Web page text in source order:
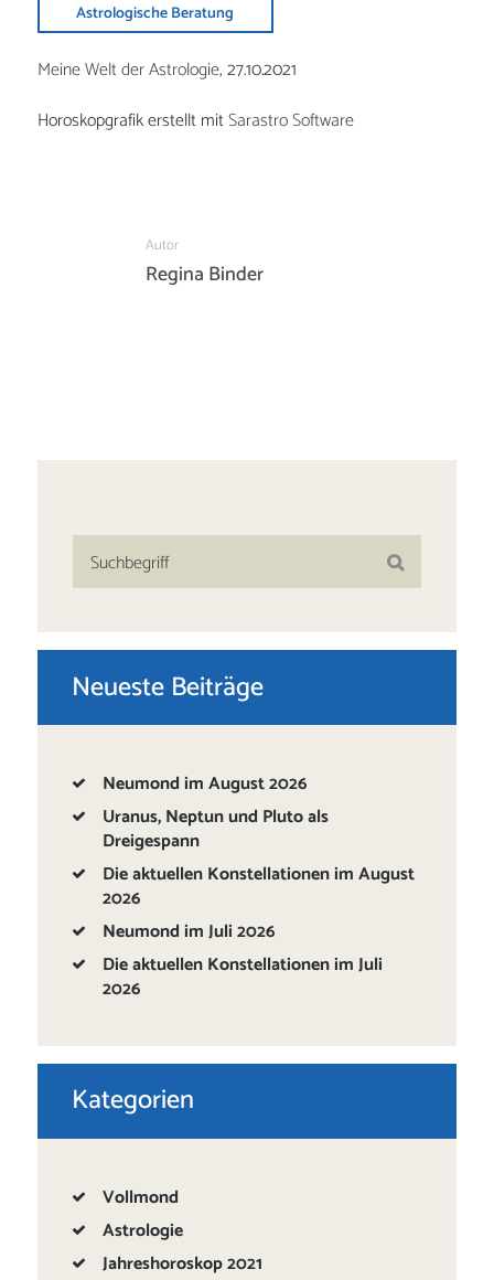
Astrologische Beratung
Meine Welt der Astrologie,27.10.2021
Horoskopgrafik erstellt mitSarastro Software
Autor
Regina Binder
Neueste Beiträge
Neumond im August 2026
Uranus, Neptun und Pluto als
Dreigespann
Die aktuellen Konstellationen im August
2026
Neumond im Juli 2026
Die aktuellen Konstellationen im Juli
2026
Kategorien
Vollmond
Astrologie
Jahreshoroskop 2021